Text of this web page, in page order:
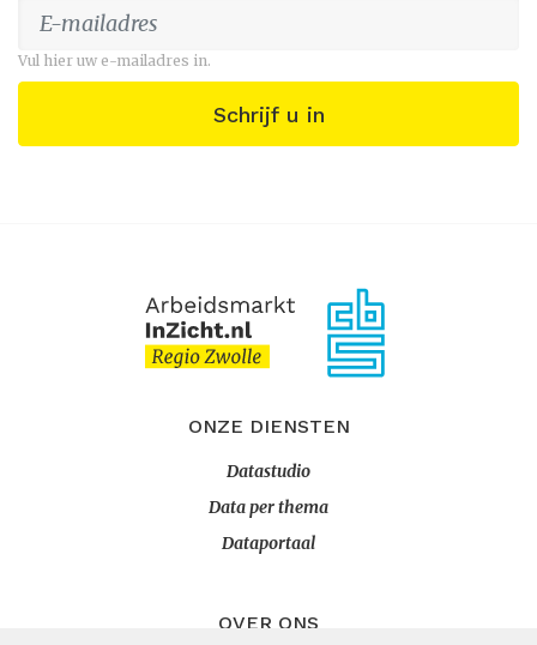
Vul hier uw e-mailadres in.
Schrijf u in
ONZE DIENSTEN
Datastudio
Data per thema
Dataportaal
OVER ONS